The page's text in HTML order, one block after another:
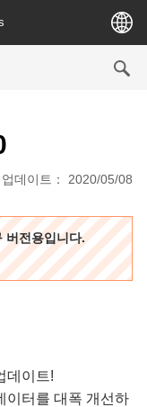
업데이트： 2020/05/08
버전용입니다.
데이트!
이터를 대폭 개선하